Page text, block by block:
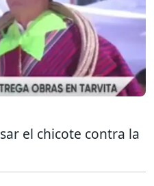
el chicote contra la